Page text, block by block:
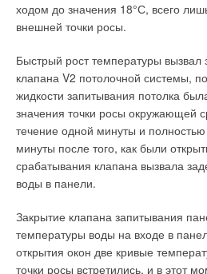
ходом до значения 18°С, всего
внешней точки росы.
Быстрый рост температуры вызвал
клапана V2 потолочной системы,
жидкости запитывания потолка
значения точки росы окружающей
течение одной минуты и
минуты после того, как были
срабатывания клапана вызвала
воды в панели.
Закрытие клапана запитывания
температуры воды на входе в
открытия окон две кривые
точки росы встретились, и в этот